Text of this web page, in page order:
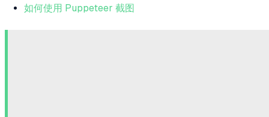
如何使用 Puppeteer 截图